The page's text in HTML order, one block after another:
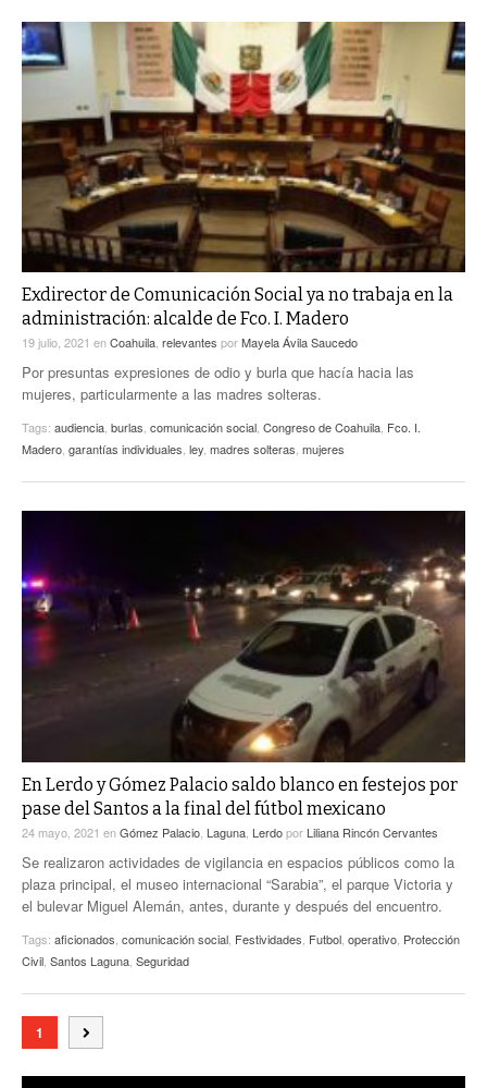
Exdirector de Comunicación Social ya no trabaja en la
administración: alcalde de Fco. I. Madero
19 julio, 2021 enCoahuila, relevantes porMayela Ávila Saucedo
Por presuntas expresiones de odio y burla que hacía hacia las
mujeres, particularmente a las madres solteras.
Tags: audiencia, burlas, comunicación social, Congreso de Coahuila, Fco. I.
Madero, garantías individuales, ley, madres solteras, mujeres
En Lerdo y Gómez Palacio saldo blanco en festejos por
pase del Santos a la final del fútbol mexicano
24 mayo, 2021 enGómez Palacio Laguna Lerdopor Liliana Rincón Cervantes
Se realizaron actividades de vigilancia en espacios públicos como la
plaza principal, el museo internacional “Sarabia”, el parque Victoria y
el bulevar Miguel Alemán, antes, durante y después del encuentro.
Tags: aficionados comunicación social Festividades Futbol operativo Protección
Civil Santos Laguna Seguridad
1